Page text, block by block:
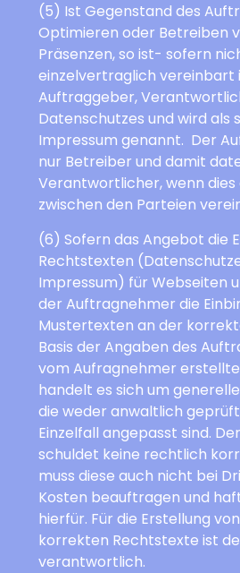
(5) Ist Gegenstand des
Optimieren oder Betreiben
Präsenzen, so ist- sofern
einzelvertraglich vereinbart
Auftraggeber,
Datenschutzes und wird als
Impressum genannt. Der
nur Betreiber und damit
Verantwortlicher, wenn
zwischen den Parteien
(6) Sofern das Angebot die
Rechtstexten
Impressum) für Webseiten
der Auftragnehmer die
Mustertexten an der
Basis der Angaben des
vom Aufragnehmer
handelt es sich um
die weder anwaltlich
Einzelfall angepasst sind.
schuldet keine rechtlich
muss diese auch nicht bei
Kosten beauftragen und
hierfür. Für die Erstellung
korrekten Rechtstexte ist
verantwortlich.